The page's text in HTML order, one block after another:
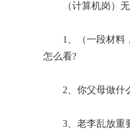
（计算机岗）
1、（一段材料
怎么看?
2、你父母做什
3、老李乱放重